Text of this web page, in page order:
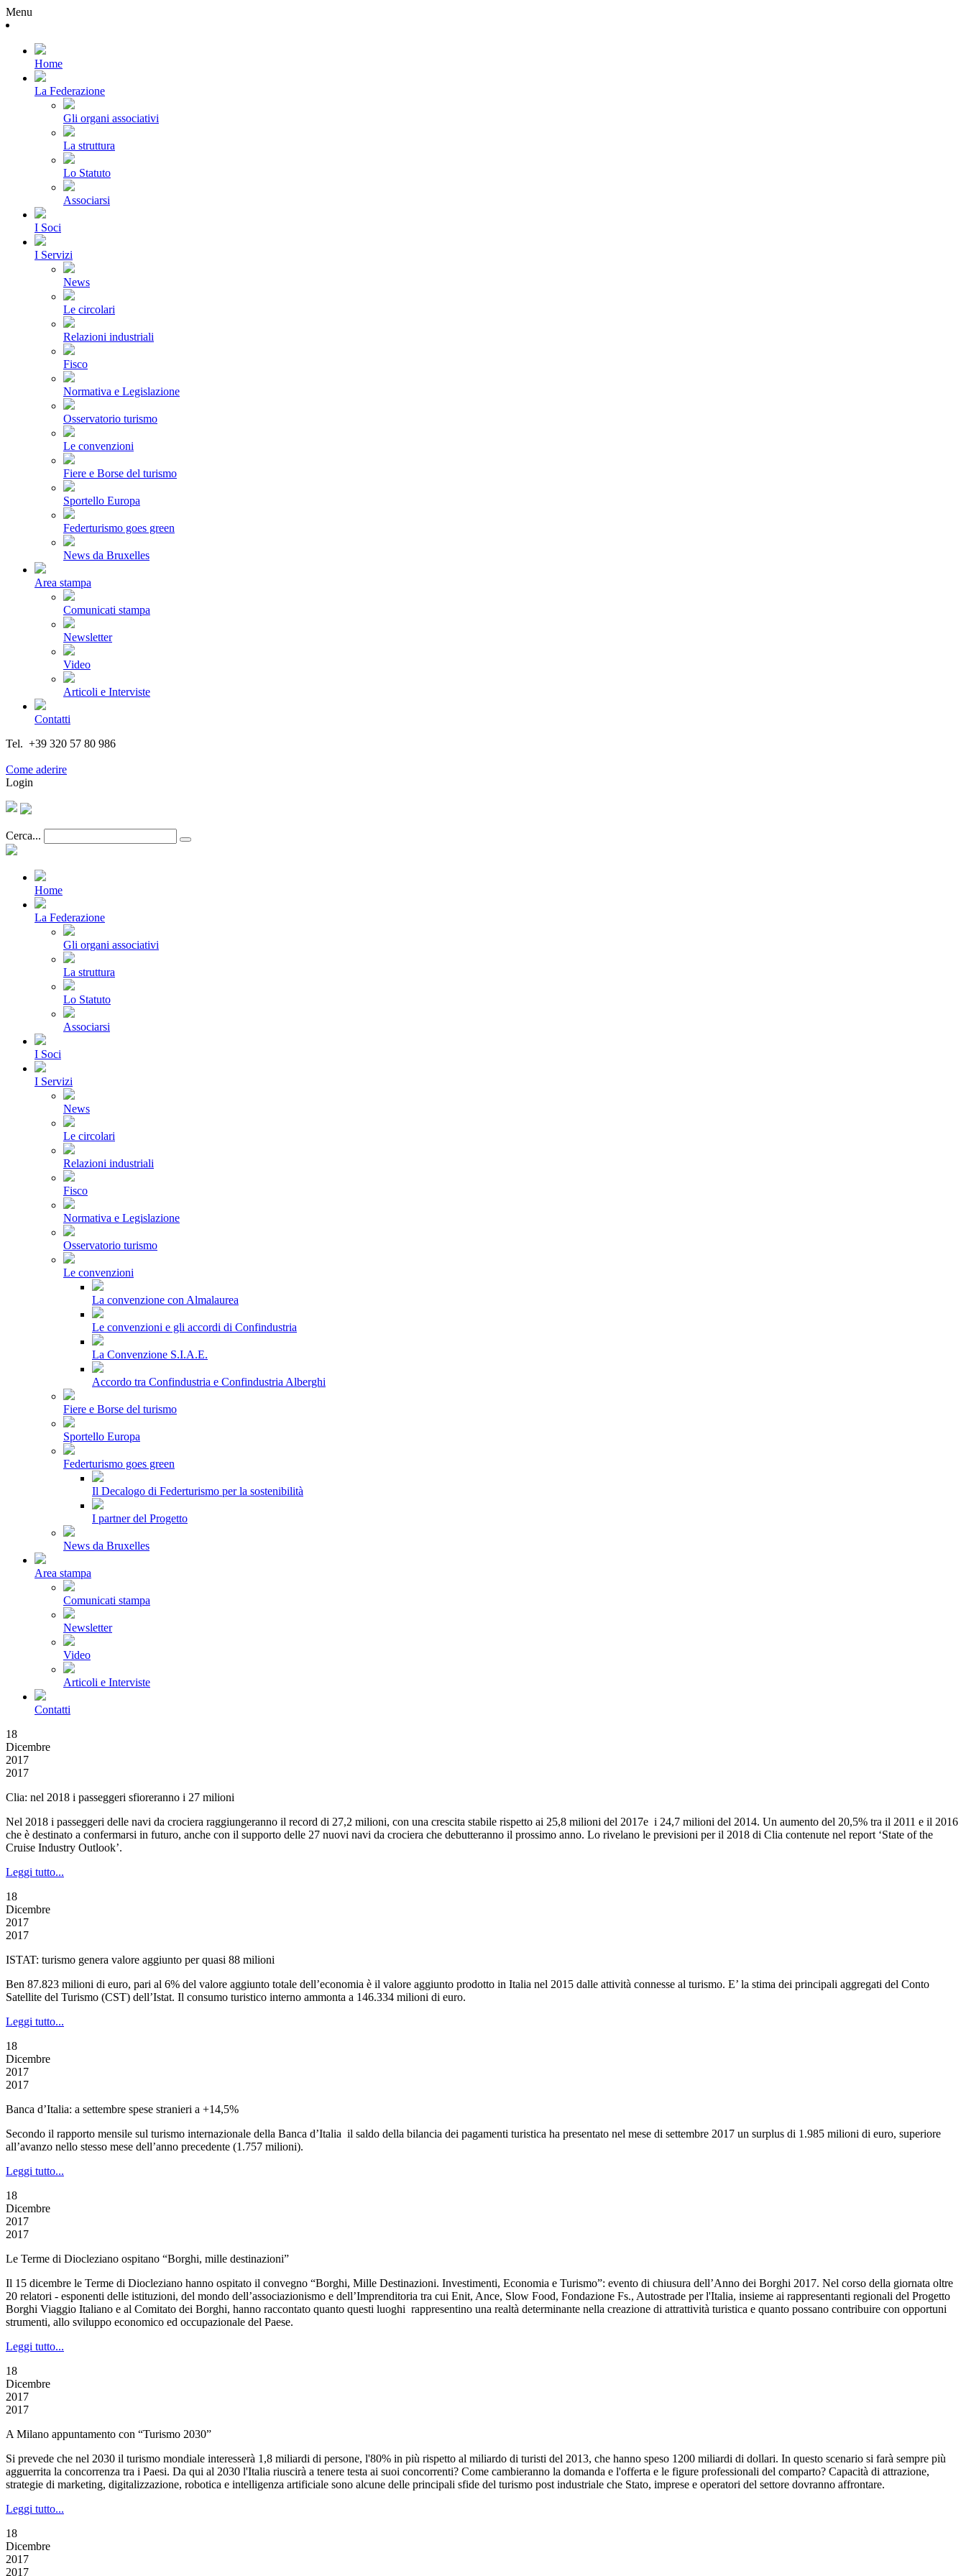
Menu
Home
La Federazione
Gli organi associativi
La struttura
Lo Statuto
Associarsi
I Soci
I Servizi
News
Le circolari
Relazioni industriali
Fisco
Normativa e Legislazione
Osservatorio turismo
Le convenzioni
Fiere e Borse del turismo
Sportello Europa
Federturismo goes green
News da Bruxelles
Area stampa
Comunicati stampa
Newsletter
Video
Articoli e Interviste
Contatti
Tel. +39 320 57 80 986
Come aderire
Login
Cerca...
Home
La Federazione
Gli organi associativi
La struttura
Lo Statuto
Associarsi
I Soci
I Servizi
News
Le circolari
Relazioni industriali
Fisco
Normativa e Legislazione
Osservatorio turismo
Le convenzioni
La convenzione con Almalaurea
Le convenzioni e gli accordi di Confindustria
La Convenzione S.I.A.E.
Accordo tra Confindustria e Confindustria Alberghi
Fiere e Borse del turismo
Sportello Europa
Federturismo goes green
Il Decalogo di Federturismo per la sostenibilità
I partner del Progetto
News da Bruxelles
Area stampa
Comunicati stampa
Newsletter
Video
Articoli e Interviste
Contatti
18
Dicembre
2017
2017
Clia: nel 2018 i passeggeri sfioreranno i 27 milioni
Nel 2018 i passeggeri delle navi da crociera raggiungeranno il record di 27,2 milioni, con una crescita stabile rispetto ai 25,8 milioni del 2017e i 24,7 milioni del 2014. Un aumento del 20,5% tra il 2011 e il 2016
che è destinato a confermarsi in futuro, anche con il supporto delle 27 nuovi navi da crociera che debutteranno il prossimo anno. Lo rivelano le previsioni per il 2018 di Clia contenute nel report ‘State of the
Cruise Industry Outlook’.
Leggi tutto...
18
Dicembre
2017
2017
ISTAT: turismo genera valore aggiunto per quasi 88 milioni
Ben 87.823 milioni di euro, pari al 6% del valore aggiunto totale dell’economia è il valore aggiunto prodotto in Italia nel 2015 dalle attività connesse al turismo. E’ la stima dei principali aggregati del Conto
Satellite del Turismo (CST) dell’Istat. Il consumo turistico interno ammonta a 146.334 milioni di euro.
Leggi tutto...
18
Dicembre
2017
2017
Banca d’Italia: a settembre spese stranieri a +14,5%
Secondo il rapporto mensile sul turismo internazionale della Banca d’Italia il saldo della bilancia dei pagamenti turistica ha presentato nel mese di settembre 2017 un surplus di 1.985 milioni di euro, superiore
all’avanzo nello stesso mese dell’anno precedente (1.757 milioni).
Leggi tutto...
18
Dicembre
2017
2017
Le Terme di Diocleziano ospitano “Borghi, mille destinazioni”
Il 15 dicembre le Terme di Diocleziano hanno ospitato il convegno “Borghi, Mille Destinazioni. Investimenti, Economia e Turismo”: evento di chiusura dell’Anno dei Borghi 2017. Nel corso della giornata oltre
20 relatori - esponenti delle istituzioni, del mondo dell’associazionismo e dell’Imprenditoria tra cui Enit, Ance, Slow Food, Fondazione Fs., Autostrade per l'Italia, insieme ai rappresentanti regionali del Progetto
Borghi Viaggio Italiano e al Comitato dei Borghi, hanno raccontato quanto questi luoghi rappresentino una realtà determinante nella creazione di attrattività turistica e quanto possano contribuire con opportuni
strumenti, allo sviluppo economico ed occupazionale del Paese.
Leggi tutto...
18
Dicembre
2017
2017
A Milano appuntamento con “Turismo 2030”
Si prevede che nel 2030 il turismo mondiale interesserà 1,8 miliardi di persone, l'80% in più rispetto al miliardo di turisti del 2013, che hanno speso 1200 miliardi di dollari. In questo scenario si farà sempre più
agguerrita la concorrenza tra i Paesi. Da qui al 2030 l'Italia riuscirà a tenere testa ai suoi concorrenti? Come cambieranno la domanda e l'offerta e le figure professionali del comparto? Capacità di attrazione,
strategie di marketing, digitalizzazione, robotica e intelligenza artificiale sono alcune delle principali sfide del turismo post industriale che Stato, imprese e operatori del settore dovranno affrontare.
Leggi tutto...
18
Dicembre
2017
2017